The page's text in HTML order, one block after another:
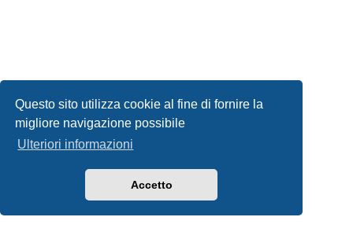
Questo sito utilizza cookie al fine di fornire la
migliore navigazione possibile
Ulteriori informazioni
Accetto